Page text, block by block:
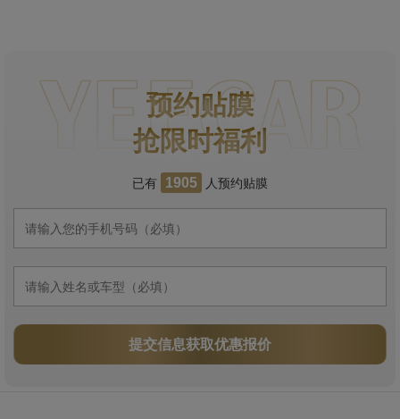
预约贴膜
抢限时福利
已有 1905 人预约贴膜
提交信息获取优惠报价